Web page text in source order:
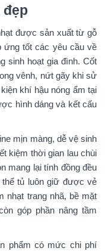
đẹp
được sản xuất từ gỗ
ứng tốt các yêu cầu về
sinh hoạt gia đình. Cốt
vênh, nứt gãy khi sử
khí hậu nóng ẩm tại
hình dáng và kết cấu
mịn màng, dễ vệ sinh
kiệm thời gian lau chùi
mang lại tính đồng đều
tủ luôn giữ được vẻ
nhạt trang nhã, bề mặt
góp phần nâng tầm
phẩm có mức chi phí